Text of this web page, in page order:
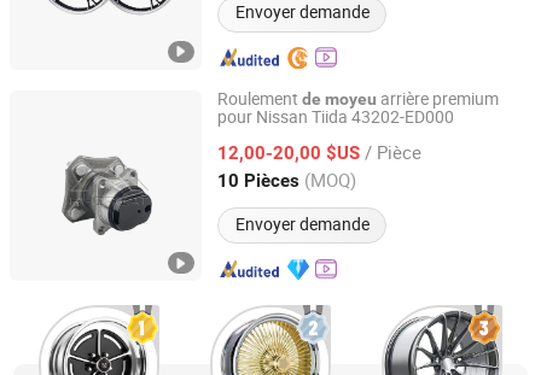
Envoyer demande
Roulement de moyeu arrière premium
pour Nissan Tiida 43202-ED000
12,00-20,00 $US / Pièce
10 Pièces (MOQ)
Envoyer demande
Yiwu Hi-Great Auto Parts Co.,Ltd.
Zhejiang, China Depuis 2025